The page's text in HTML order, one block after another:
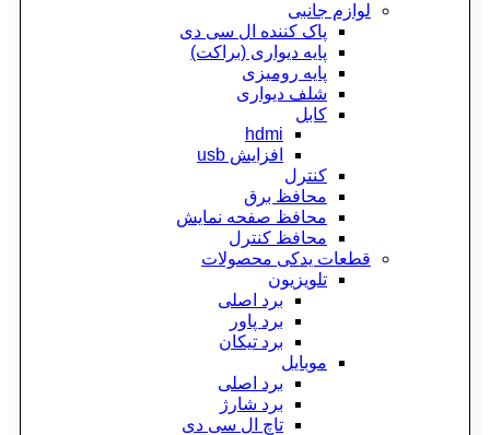
لوازم جانبی
پاک کننده ال سی دی
پایه دیواری (براکت)
پایه رومیزی
شلف دیواری
کابل
hdmi
افزایش usb
کنترل
محافظ برق
محافظ صفحه نمایش
محافظ کنترل
قطعات یدکی محصولات
تلویزیون
برد اصلی
برد پاور
برد تیکان
موبایل
برد اصلی
برد شارژ
تاچ ال سی دی